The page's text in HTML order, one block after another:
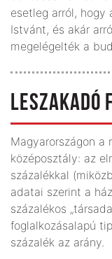
esetleg arról, hogy
Istvánt, és akár
megelégelték a
LESZAKADÓ
Magyarországon a
középosztály: az
százalékkal
adatai szerint a
százalékos
foglalkozásalapú
százalék az arány.